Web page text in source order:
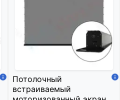
Потолочный
встраиваемый